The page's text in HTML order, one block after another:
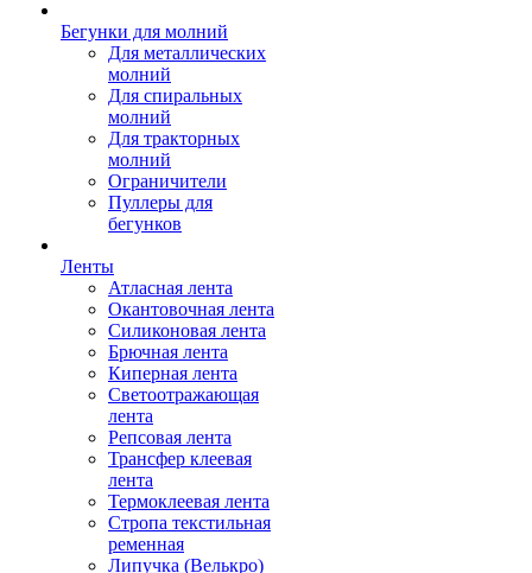
Бегунки для молний
Для металлических
молний
Для спиральных
молний
Для тракторных
молний
Ограничители
Пуллеры для
бегунков
Ленты
Атласная лента
Окантовочная лента
Силиконовая лента
Брючная лента
Киперная лента
Светоотражающая
лента
Репсовая лента
Трансфер клеевая
лента
Термоклеевая лента
Стропа текстильная
ременная
Липучка (Велькро)